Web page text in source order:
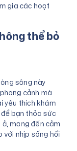
gia các hoạt
thể bỏ
sông này
cảnh mà
yêu thích khám
bạn thỏa sức
mang đến cảm
nhịp sống hối